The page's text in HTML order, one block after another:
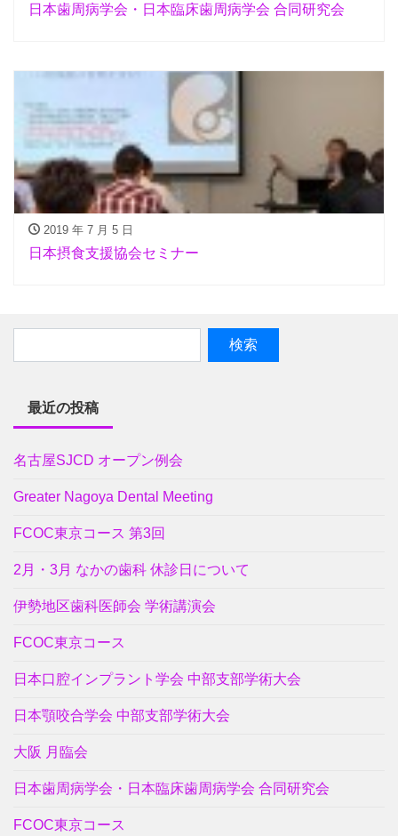
日本歯周病学会・日本臨床歯周病学会 合同研究会
2019 年 7 月 5 日
日本摂食支援協会セミナー
最近の投稿
名古屋SJCD オープン例会
Greater Nagoya Dental Meeting
FCOC東京コース 第3回
2月・3月 なかの歯科 休診日について
伊勢地区歯科医師会 学術講演会
FCOC東京コース
日本口腔インプラント学会 中部支部学術大会
日本顎咬合学会 中部支部学術大会
大阪 月臨会
日本歯周病学会・日本臨床歯周病学会 合同研究会
FCOC東京コース